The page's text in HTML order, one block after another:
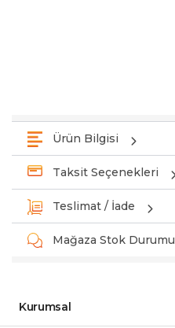
Ürün Bilgisi
Taksit Seçenekleri
Teslimat / İade
Mağaza Stok Durumu
Kurumsal